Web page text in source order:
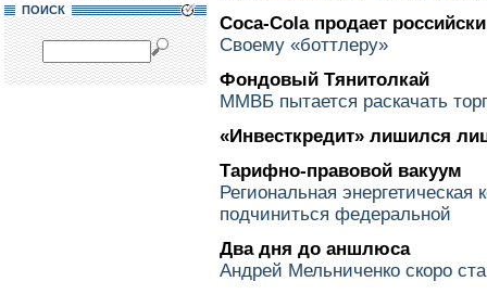
ПОИСК
Coca-Cola продает
Своему «боттлеру»
Фондовый Тянитолкай
ММВБ пытается раскачать
«Инвесткредит» лишился
Тарифно-правовой вакуум
Региональная
подчиниться федеральной
Два дня до аншлюса
Андрей Мельниченко скоро